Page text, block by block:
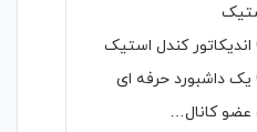
CandlestickDashboard اندیکاتور کندل استیک
CandlestickDashboard یک داشبورد حرفه ای
کانال…